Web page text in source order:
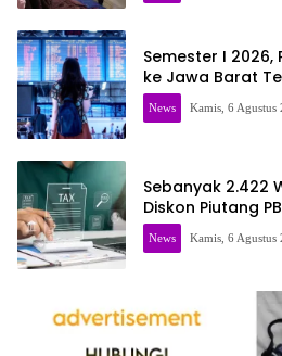
Semester I
ke Jawa Barat
News Kamis, 6 Agustus
Sebanyak 2.422
Diskon Piutang
News Kamis, 6 Agustus